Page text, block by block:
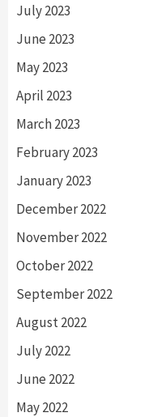
July 2023
June 2023
May 2023
April 2023
March 2023
February 2023
January 2023
December 2022
November 2022
October 2022
September 2022
August 2022
July 2022
June 2022
May 2022